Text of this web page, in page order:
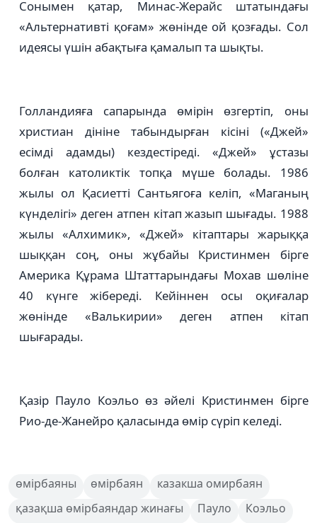
Сонымен қатар, Минас-Жерайс штатындағы
«Альтернативті қоғам» жөнінде ой қозғады. Сол
идеясы үшін абақтыға қамалып та шықты.
Голландияға сапарында өмірін өзгертіп, оны
христиан дініне табындырған кісіні («Джей»
есімді адамды) кездестіреді. «Джей» ұстазы
болған католиктік топқа мүше болады. 1986
жылы ол Қасиетті Сантьягоға келіп, «Маганың
күнделігі» деген атпен кітап жазып шығады. 1988
жылы «Алхимик», «Джей» кітаптары жарыққа
шыққан соң, оны жұбайы Кристинмен бірге
Америка Құрама Штаттарындағы Мохав шөліне
40 күнге жібереді. Кейіннен осы оқиғалар
жөнінде «Валькирии» деген атпен кітап
шығарады.
Қазір Пауло Коэльо өз әйелі Кристинмен бірге
Рио-де-Жанейро қаласында өмір сүріп келеді.
өмірбаяны өмірбаян
казакша омирбаян
қазақша өмірбаяндар жинағы
Пауло Коэльо